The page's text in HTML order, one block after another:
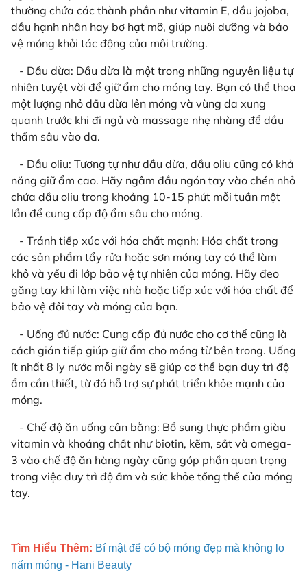
thường chứa các thành phần như vitamin E, dầu jojoba,
dầu hạnh nhân hay bơ hạt mỡ, giúp nuôi dưỡng và bảo
vệ móng khỏi tác động của môi trường.
- Dầu dừa: Dầu dừa là một trong những nguyên liệu tự
nhiên tuyệt vời để giữ ẩm cho móng tay. Bạn có thể thoa
một lượng nhỏ dầu dừa lên móng và vùng da xung
quanh trước khi đi ngủ và massage nhẹ nhàng để dầu
thấm sâu vào da.
- Dầu oliu: Tương tự như dầu dừa, dầu oliu cũng có khả
năng giữ ẩm cao. Hãy ngâm đầu ngón tay vào chén nhỏ
chứa dầu oliu trong khoảng 10-15 phút mỗi tuần một
lần để cung cấp độ ẩm sâu cho móng.
- Tránh tiếp xúc với hóa chất mạnh: Hóa chất trong
các sản phẩm tẩy rửa hoặc sơn móng tay có thể làm
khô và yếu đi lớp bảo vệ tự nhiên của móng. Hãy đeo
găng tay khi làm việc nhà hoặc tiếp xúc với hóa chất để
bảo vệ đôi tay và móng của bạn.
- Uống đủ nước: Cung cấp đủ nước cho cơ thể cũng là
cách gián tiếp giúp giữ ẩm cho móng từ bên trong. Uống
ít nhất 8 ly nước mỗi ngày sẽ giúp cơ thể bạn duy trì độ
ẩm cần thiết, từ đó hỗ trợ sự phát triển khỏe mạnh của
móng.
- Chế độ ăn uống cân bằng: Bổ sung thực phẩm giàu
vitamin và khoáng chất như biotin, kẽm, sắt và omega-
3 vào chế độ ăn hàng ngày cũng góp phần quan trọng
trong việc duy trì độ ẩm và sức khỏe tổng thể của móng
tay.
Tìm Hiểu Thêm: Bí mật để có bộ móng đẹp mà không lo
nấm móng - Hani Beauty